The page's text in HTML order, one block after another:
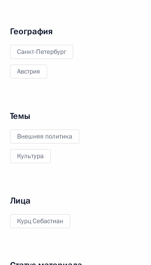
География
Санкт-Петербург
Австрия
Темы
Внешняя политика
Культура
Лица
Курц Себастиан